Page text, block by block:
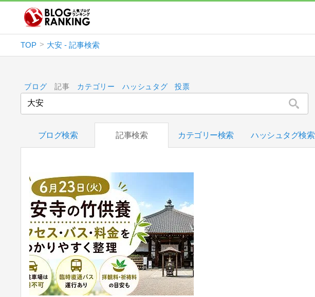
TOP 大安 - 記事検索
ブログ 記事 カテゴリー ハッシュタグ 投票
ブログ検索 記事検索 カテゴリー検索 ハッシュタグ検索